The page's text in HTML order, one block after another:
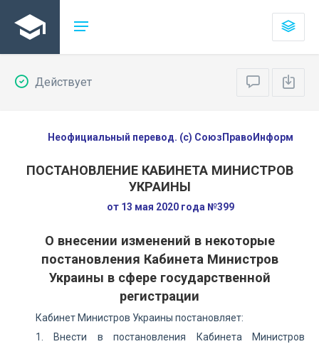
Действует
Неофициальный перевод. (с) СоюзПравоИнформ
ПОСТАНОВЛЕНИЕ КАБИНЕТА МИНИСТРОВ
УКРАИНЫ
от 13 мая 2020 года №399
О внесении изменений в некоторые
постановления Кабинета Министров
Украины в сфере государственной
регистрации
Кабинет Министров Украины постановляет:
1. Внести в постановления Кабинета Министров